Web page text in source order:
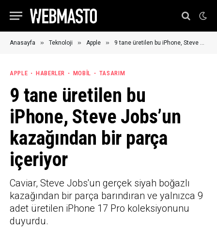
Anasayfa » Teknoloji » Apple » 9 tane üretilen bu iPhone, Steve Jobs’un kazağından bir parça içeriyor
APPLE HABERLER MOBIL TASARIM
9 tane üretilen bu
iPhone, Steve Jobs’un
kazağından bir parça
içeriyor
Caviar, Steve Jobs'un gerçek siyah boğazlı
kazağından bir parça barındıran ve yalnızca 9
adet üretilen iPhone 17 Pro koleksiyonunu
duyurdu.